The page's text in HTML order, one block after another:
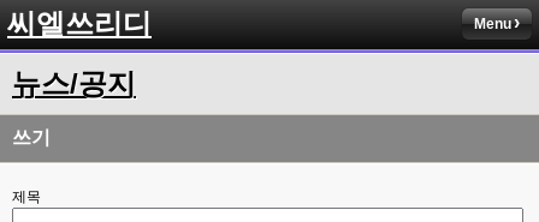
씨엘쓰리디 Menu
뉴스/공지
쓰기
제목